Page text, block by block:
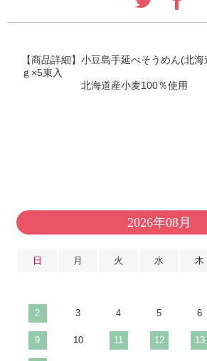
【商品詳細】小豆島手延べそうめん(北
ｇ×5束入
北海道産小麦100％使用
2026年08月
日 月 火 水 木
2 3 4 5 6
9 10 11 12 13